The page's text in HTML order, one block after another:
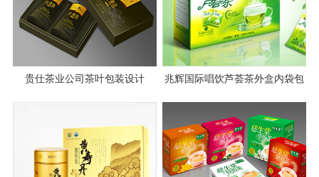
贵仕茶业公司茶叶包装设计
兆辉国际唱饮芦荟茶外盒内袋包